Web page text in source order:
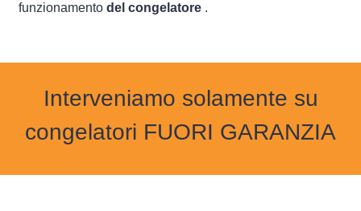
funzionamento del congelatore .
Interveniamo solamente su
congelatori FUORI GARANZIA